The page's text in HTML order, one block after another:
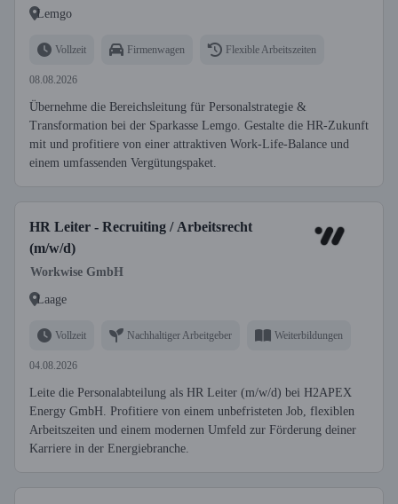
Lemgo
Vollzeit Firmenwagen Flexible Arbeitszeiten
08.08.2026
Übernehme die Bereichsleitung für Personalstrategie &
Transformation bei der Sparkasse Lemgo. Gestalte die HR-Zukunft
mit und profitiere von einer attraktiven Work-Life-Balance und
einem umfassenden Vergütungspaket.
HR Leiter - Recruiting / Arbeitsrecht
(m/w/d)
Workwise GmbH
Laage
Vollzeit Nachhaltiger Arbeitgeber Weiterbildungen
04.08.2026
Leite die Personalabteilung als HR Leiter (m/w/d) bei H2APEX
Energy GmbH. Profitiere von einem unbefristeten Job, flexiblen
Arbeitszeiten und einem modernen Umfeld zur Förderung deiner
Karriere in der Energiebranche.